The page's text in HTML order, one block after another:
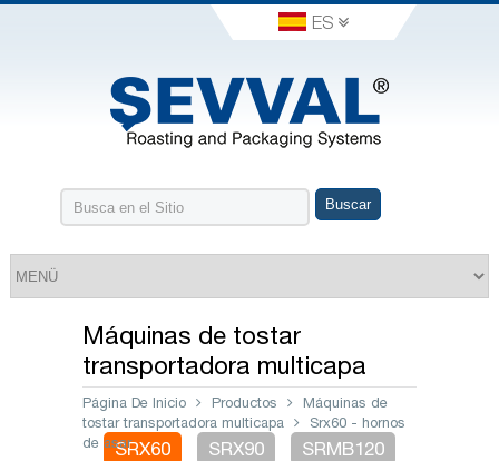
ES
Máquinas de tostar
transportadora multicapa
Página De Inicio Productos
Máquinas de
tostar transportadora multicapa
Srx60 - hornos
de asarSRX60 SRX90
SRMB120